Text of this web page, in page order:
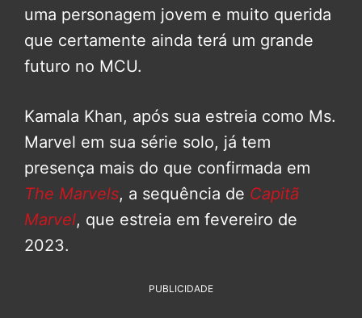
uma personagem jovem e muito querida
que certamente ainda terá um grande
futuro no MCU.
Kamala Khan, após sua estreia como Ms.
Marvel em sua série solo, já tem
presença mais do que confirmada em
The Marvels, a sequência de Capitã
Marvel, que estreia em fevereiro de
2023.
PUBLICIDADE